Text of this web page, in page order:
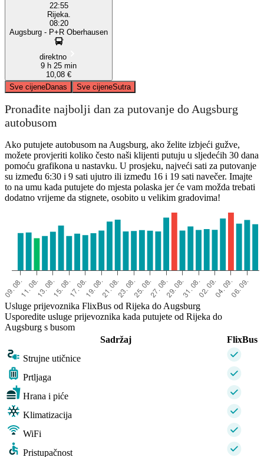
22:55
Rijeka.
08:20
Augsburg - P+R Oberhausen
direktno
9 h 25 min
10,08 €
Sve cijeneDanas Sve cijeneSutra
Pronađite najbolji dan za putovanje do Augsburg
autobusom
Ako putujete autobusom na Augsburg, ako želite izbjeći gužve,
možete provjeriti koliko često naši klijenti putuju u sljedećih 30 dana
pomoću grafikona u nastavku. U prosjeku, najveći sati za putovanje
su između 6:30 i 9 sati ujutro ili između 16 i 19 sati navečer. Imajte
to na umu kada putujete do mjesta polaska jer će vam možda trebati
dodatno vrijeme da stignete, osobito u velikim gradovima!
Usluge prijevoznika FlixBus od Rijeka do Augsburg
Usporedite usluge prijevoznika kada putujete od Rijeka do
Augsburg s busom
Sadržaj
FlixBus
Strujne utičnice
Prtljaga
Hrana i piće
Klimatizacija
WiFi
Pristupačnost